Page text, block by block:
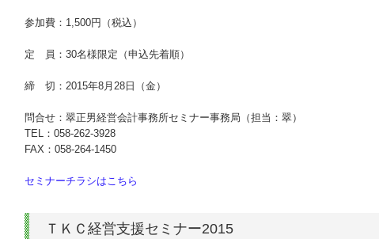
参加費：1,500円（税込）
定 員：30名様限定（申込先着順）
締 切：2015年8月28日（金）
問合せ：翠正男経営会計事務所セミナー事務局（担当：翠）
TEL： 058-262-3928
FAX：058-264-1450
セミナーチラシはこちら
ＴＫＣ経営支援セミナー2015